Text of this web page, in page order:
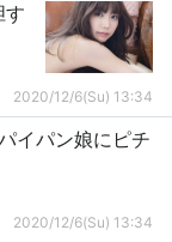
す
2020/12/6(Su) 13:34
イパン娘にピチ
2020/12/6(Su) 13:34